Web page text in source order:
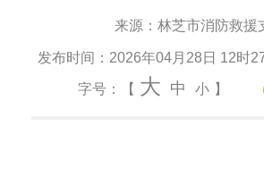
来源： 林芝市消防救援
发布时间： 2026年04月28日 12时
字号：【 大 中 小 】